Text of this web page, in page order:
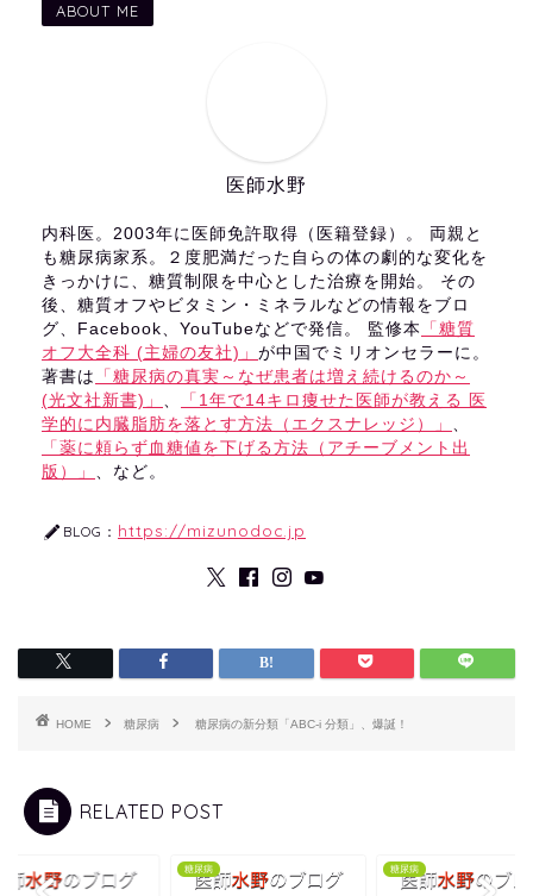
ABOUT ME
医師水野
内科医。2003年に医師免許取得（医籍登録）。 両親と
も糖尿病家系。２度肥満だった自らの体の劇的な変化を
きっかけに、糖質制限を中心とした治療を開始。 その
後、糖質オフやビタミン・ミネラルなどの情報をブロ
グ、Facebook、YouTubeなどで発信。 監修本
「糖質
オフ大全科 (主婦の友社)」 が中国でミリオンセラーに。
著書は
「糖尿病の真実～なぜ患者は増え続けるのか～
(光文社新書)」 、
「1年で14キロ痩せた医師が教える 医
学的に内臓脂肪を落とす方法（エクスナレッジ）」 、
「薬に頼らず血糖値を下げる方法（アチーブメント出
版）」 、など。
BLOG： https://mizunodoc.jp
HOME 糖尿病 糖尿病の新分類「ABC-i 分類」、爆誕！
RELATED POST
糖尿病 糖尿病